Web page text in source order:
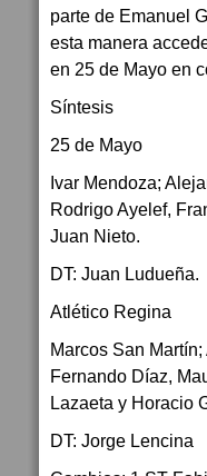
parte de Emanuel
esta manera
en 25 de Mayo en
Síntesis
25 de Mayo
Ivar Mendoza;
Rodrigo Ayelef,
Juan Nieto.
DT: Juan Ludueña.
Atlético Regina
Marcos San
Fernando Díaz,
Lazaeta y Horacio
DT: Jorge Lencina